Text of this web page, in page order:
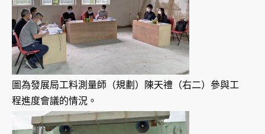
圖為發展局工料測量師（規劃）陳天禮（右二）參與工
程進度會議的情況。